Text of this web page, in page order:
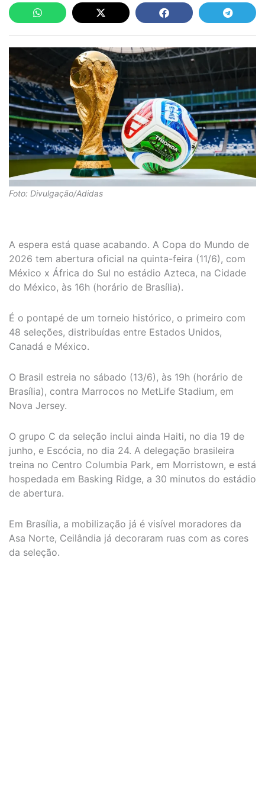
Foto: Divulgação/Adidas
A espera está quase acabando. A Copa do Mundo de
2026 tem abertura oficial na quinta-feira (11/6), com
México x África do Sul no estádio Azteca, na Cidade
do México, às 16h (horário de Brasília).
É o pontapé de um torneio histórico, o primeiro com
48 seleções, distribuídas entre Estados Unidos,
Canadá e México.
O Brasil estreia no sábado (13/6), às 19h (horário de
Brasília), contra Marrocos no MetLife Stadium, em
Nova Jersey.
O grupo C da seleção inclui ainda Haiti, no dia 19 de
junho, e Escócia, no dia 24. A delegação brasileira
treina no Centro Columbia Park, em Morristown, e está
hospedada em Basking Ridge, a 30 minutos do estádio
de abertura.
Em Brasília, a mobilização já é visível moradores da
Asa Norte, Ceilândia já decoraram ruas com as cores
da seleção.